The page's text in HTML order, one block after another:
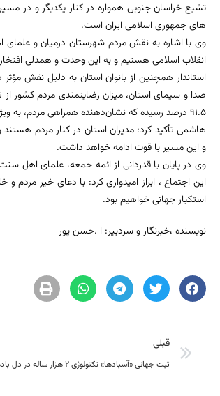
تشیع خراسان جنوبی همواره در کنار یکدیگر و در
های جمهوری اسلامی ایران است.
وی با اشاره به نقش مردم شهرستان درمیان و
انقلاب اسلامی هستیم و به این وحدت و همدلی
استاندار همچنین از بانوان استان به دلیل نقش
۹۱.۵ درصد رسیده که نشان‌دهنده همراهی مردم، به ویژه بانوان در مدیریت مصرف و جلوگیری از خریدهای هیجانی است.
هاشمی تأکید کرد: مدیران استان در کنار مردم هستند
و این مسیر با قوت ادامه خواهد داشت.
وی در پایان با قدردانی از ائمه جمعه، علمای اهل
این اجتماع ، ابراز امیدواری کرد: با دعای خیر
استکبار جهانی خواهیم بود.
نویسنده ،خبرنگار و سردبیر: ا .حسن پور
قبلی